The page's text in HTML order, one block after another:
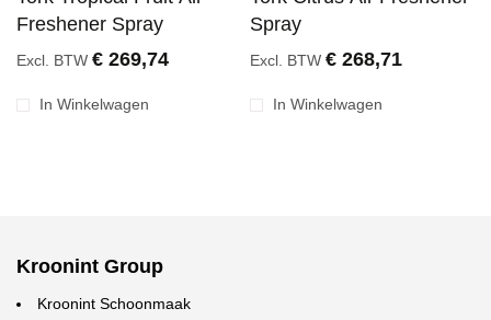
Freshener Spray
Excl. BTW € 269,74
In Winkelwagen
Spray
Excl. BTW€ 268,71
In Winkelwagen
Kroonint Group
Kroonint Schoonmaak